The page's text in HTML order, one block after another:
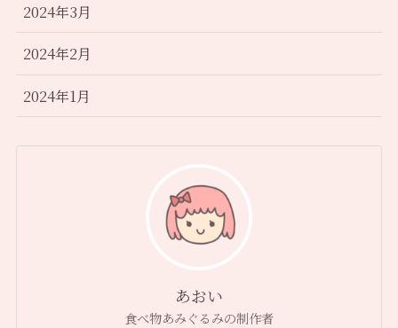
2024年3月
2024年2月
2024年1月
あおい
食べ物あみぐるみの制作者